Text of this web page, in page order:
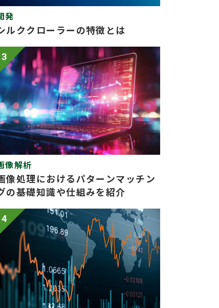
発
ルククローラーの特徴とは
3
像解析
像処理におけるパターンマッチン
の基礎知識や仕組みを紹介
4